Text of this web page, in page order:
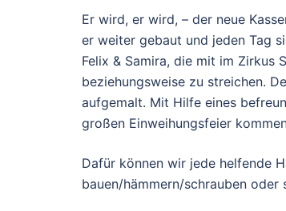
Er wird, er wird, – der neue
er weiter gebaut und jeden Tag
Felix & Samira, die mit im Zirkus
beziehungsweise zu streichen.
aufgemalt. Mit Hilfe eines
großen Einweihungsfeier
Dafür können wir jede helfende
bauen/hämmern/schrauben